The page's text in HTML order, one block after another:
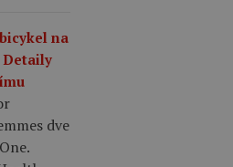
na
Detaily
dve